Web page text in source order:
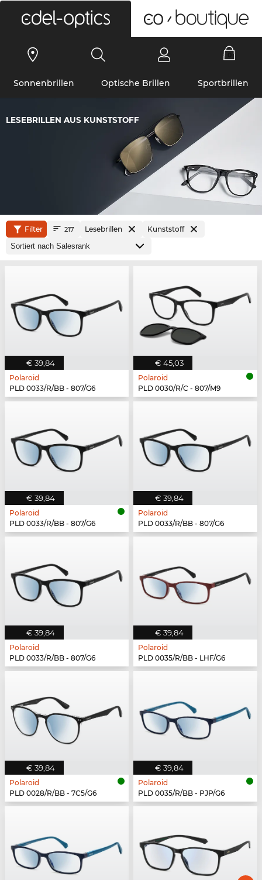
Sonnenbrillen Optische Brillen Sportbrillen
LESEBRILLEN AUS KUNSTSTOFF
Filter 217 Lesebrillen Kunststoff
€ 39,84
Polaroid
PLD 0033/R/BB - 807/G6
€ 45,03
Polaroid
PLD 0030/R/C - 807/M9
€ 39,84
Polaroid
PLD 0033/R/BB - 807/G6
€ 39,84
Polaroid
PLD 0033/R/BB - 807/G6
€ 39,84
Polaroid
PLD 0033/R/BB - 807/G6
€ 39,84
Polaroid
PLD 0035/R/BB - LHF/G6
€ 39,84
Polaroid
PLD 0028/R/BB - 7C5/G6
€ 39,84
Polaroid
PLD 0035/R/BB - PJP/G6